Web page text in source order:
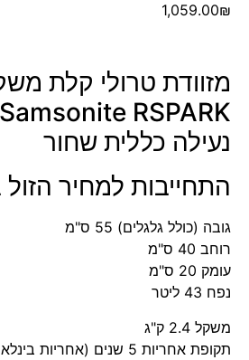
1,059.00₪
מזוודת טרולי קלת
נעילה כללית שחור
התחייבות למחיר
גובה (כולל גלגלים) 55 ס"מ
רוחב 40 ס"מ
עומק 20 ס"מ
נפח 43 ליטר
משקל 2.4 ק"ג
תקופת אחריות 5 שנים (אחריות בינלאומית)